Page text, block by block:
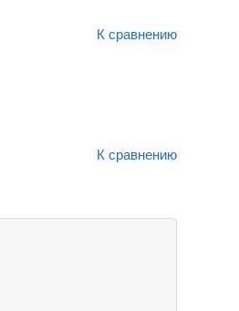
К сравнению
К сравнению